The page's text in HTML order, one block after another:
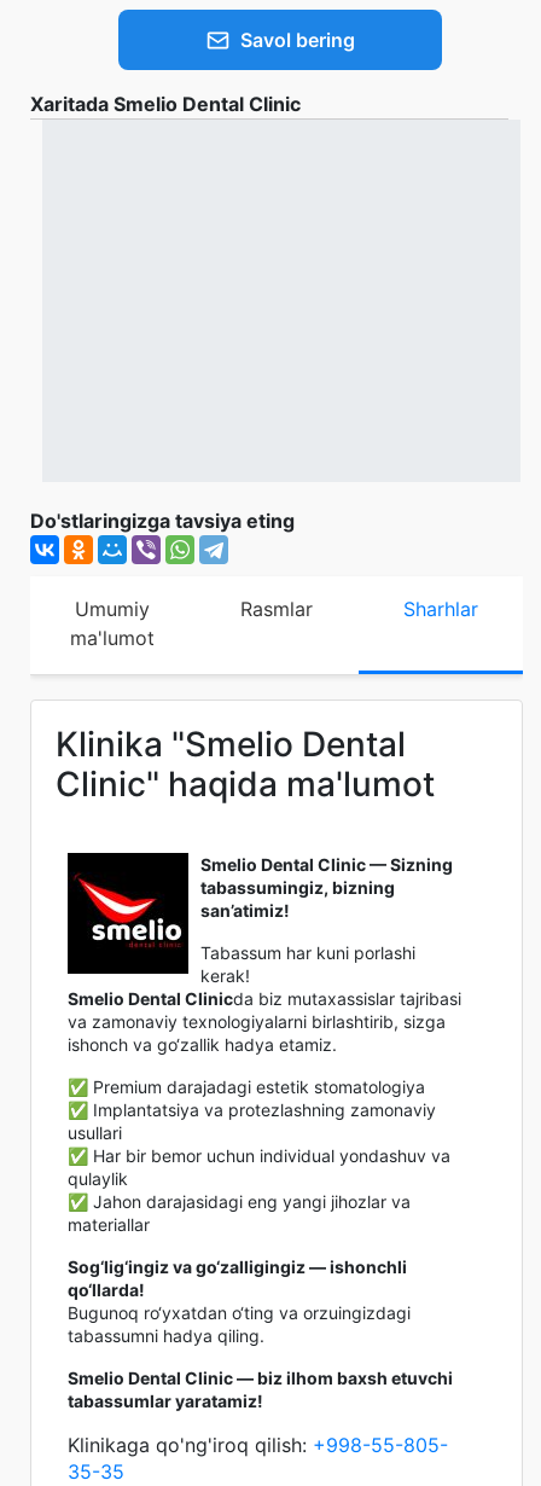
Savol bering
Xaritada Smelio Dental Clinic
Do'stlaringizga tavsiya eting
Umumiy
ma'lumot
Rasmlar Sharhlar
Klinika "Smelio Dental
Clinic" haqida ma'lumot
Smelio Dental Clinic — Sizning
tabassumingiz, bizning
san’atimiz!
Tabassum har kuni porlashi
kerak!
Smelio Dental Clinicda biz mutaxassislar tajribasi
va zamonaviy texnologiyalarni birlashtirib, sizga
ishonch va go‘zallik hadya etamiz.
✅ Premium darajadagi estetik stomatologiya
✅ Implantatsiya va protezlashning zamonaviy
usullari
✅ Har bir bemor uchun individual yondashuv va
qulaylik
✅ Jahon darajasidagi eng yangi jihozlar va
materiallar
Sog‘lig‘ingiz va go‘zalligingiz — ishonchli
qo‘llarda!
Bugunoq ro‘yxatdan o‘ting va orzuingizdagi
tabassumni hadya qiling.
Smelio Dental Clinic — biz ilhom baxsh etuvchi
tabassumlar yaratamiz!
Klinikaga qo'ng'iroq qilish: +998-55-805-
35-35